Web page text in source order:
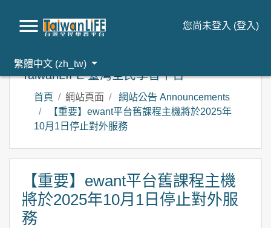
您尚未登入 (登入)
繁體中文 ‎(zh_tw)‎
TaiwanLIFE 臺灣全民學習平台
首頁 網站頁面
網站公告 Announcements
【重要】ewant平台舊課程主機將於2025年
10月1日停止對外服務
【重要】ewant平台舊課程主機
將於2025年10月1日停止對外服
務